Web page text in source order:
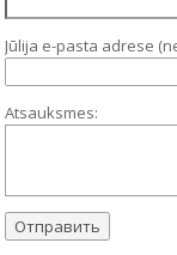
Jūlija e-pasta adrese
Atsauksmes: